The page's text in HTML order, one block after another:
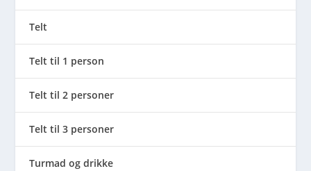
Telt
Telt til 1 person
Telt til 2 personer
Telt til 3 personer
Turmad og drikke